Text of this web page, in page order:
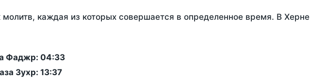
каждая из которых совершается в определенное время. В
Фаджр: 04:33
Зухр: 13:37